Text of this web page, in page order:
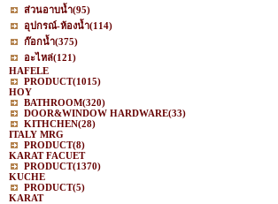
ส่วนอาบน้ำ(95)
อุปกรณ์-ห้องน้ำ(114)
ก๊อกน้ำ(375)
อะไหล่(121)
HAFELE
PRODUCT(1015)
HOY
BATHROOM(320)
DOOR&WINDOW HARDWARE(33)
KITHCHEN(28)
ITALY MRG
PRODUCT(8)
KARAT FACUET
PRODUCT(1370)
KUCHE
PRODUCT(5)
KARAT